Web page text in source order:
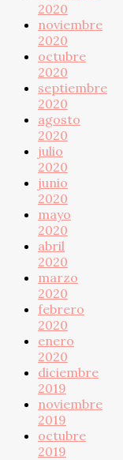
2020
noviembre
2020
octubre
2020
septiembre
2020
agosto
2020
julio
2020
junio
2020
mayo
2020
abril
2020
marzo
2020
febrero
2020
enero
2020
diciembre
2019
noviembre
2019
octubre
2019